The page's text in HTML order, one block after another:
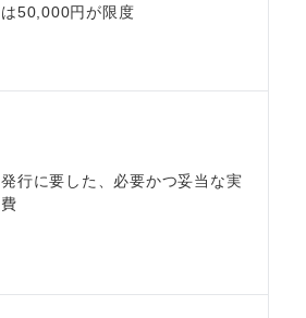
は50,000円が限度
発行に要した、必要かつ妥当な実
費